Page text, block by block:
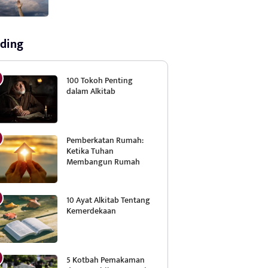
100 Tokoh Penting
dalam Alkitab
Pemberkatan Rumah:
Ketika Tuhan
Membangun Rumah
10 Ayat Alkitab Tentang
Kemerdekaan
5 Kotbah Pemakaman